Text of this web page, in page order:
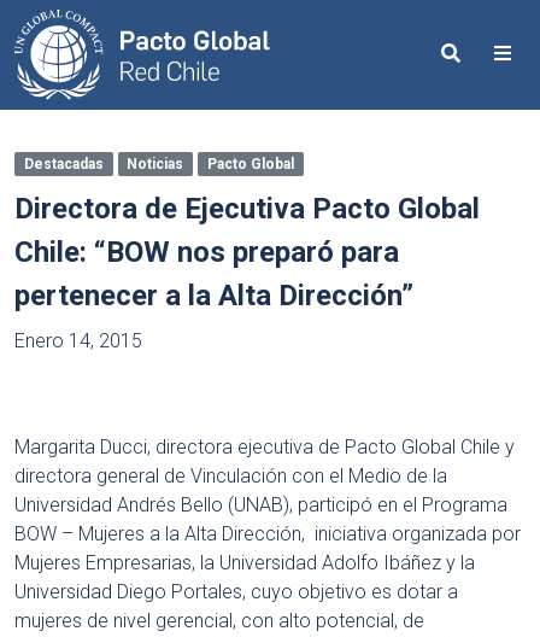
Search
Destacadas Noticias Pacto Global
Directora de Ejecutiva Pacto Global
Chile: “BOW nos preparó para
pertenecer a la Alta Dirección”
Enero 14, 2015
Margarita Ducci, directora ejecutiva de Pacto Global Chile y
directora general de Vinculación con el Medio de la
Universidad Andrés Bello (UNAB), participó en el Programa
BOW – Mujeres a la Alta Dirección, iniciativa organizada por
Mujeres Empresarias, la Universidad Adolfo Ibáñez y la
Universidad Diego Portales, cuyo objetivo es dotar a
mujeres de nivel gerencial, con alto potencial, de